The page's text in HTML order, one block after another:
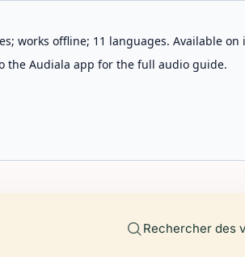
works offline; 11 languages. Available on
the Audiala app for the full audio guide.
Rechercher des